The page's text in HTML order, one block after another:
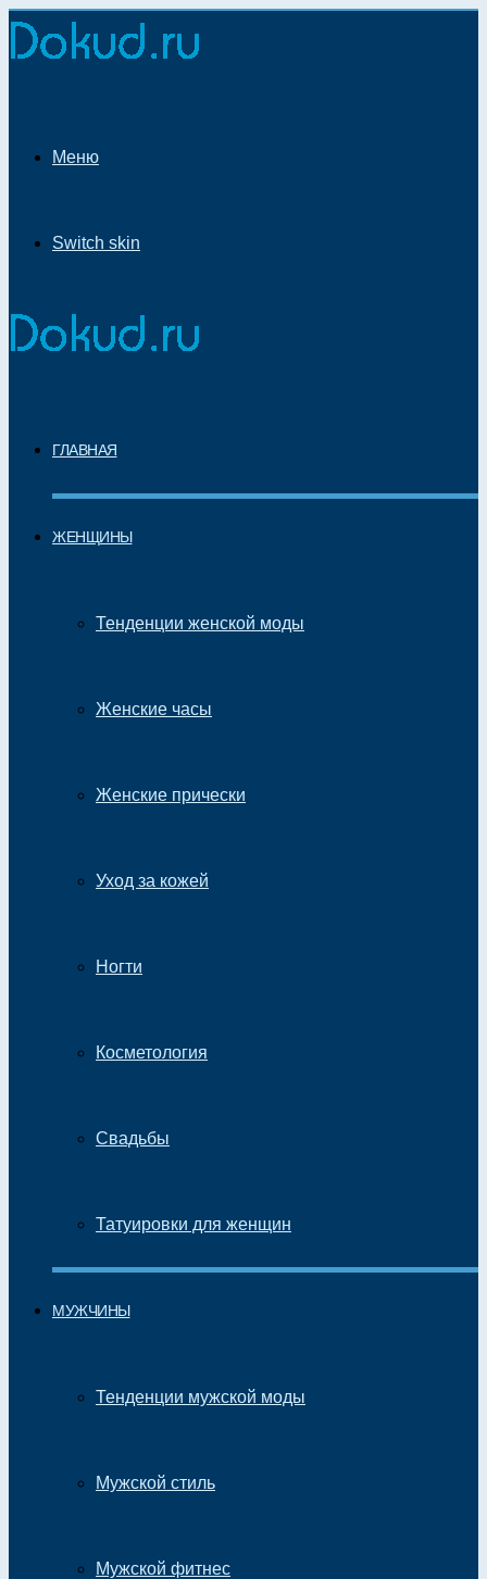
Меню
Switch skin
ГЛАВНАЯ
ЖЕНЩИНЫ
Тенденции женской моды
Женские часы
Женские прически
Уход за кожей
Ногти
Косметология
Свадьбы
Татуировки для женщин
МУЖЧИНЫ
Тенденции мужской моды
Мужской стиль
Мужской фитнес